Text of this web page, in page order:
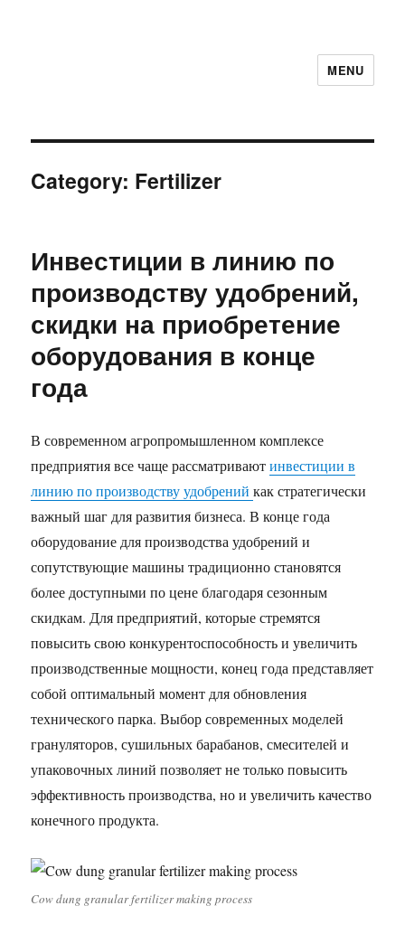
MENU
Category: Fertilizer
Инвестиции в линию по
производству удобрений,
скидки на приобретение
оборудования в конце
года
В современном агропромышленном комплексе
предприятия все чаще рассматриваютинвестиции в
линию по производству удобренийкак стратегически
важный шаг для развития бизнеса. В конце года
оборудование для производства удобрений и
сопутствующие машины традиционно становятся
более доступными по цене благодаря сезонным
скидкам. Для предприятий, которые стремятся
повысить свою конкурентоспособность и увеличить
производственные мощности, конец года представляет
собой оптимальный момент для обновления
технического парка. Выбор современных моделей
грануляторов, сушильных барабанов, смесителей и
упаковочных линий позволяет не только повысить
эффективность производства, но и увеличить качество
конечного продукта.
Cow dung granular fertilizer making process